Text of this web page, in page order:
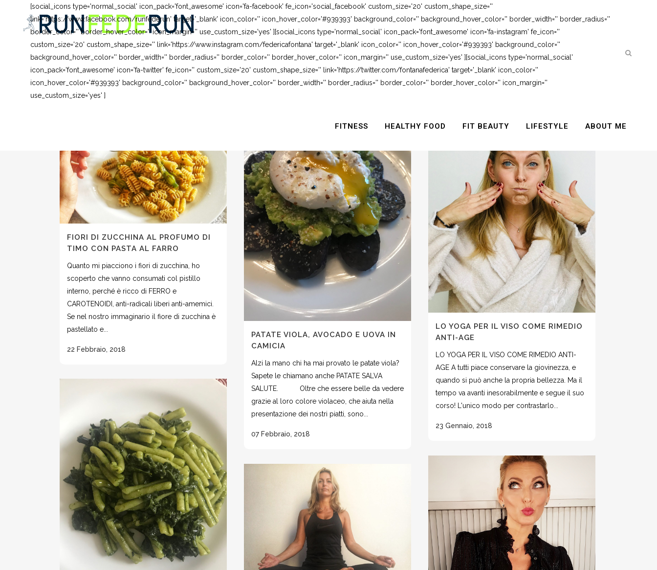
[social_icons type='normal_social' icon_pack='font_awesome' icon='fa-facebook' fe_icon='social_facebook' custom_size='20' custom_shape_size=''
link='https://www.facebook.com/runfederun' target='_blank' icon_color='' icon_hover_color='#939393' background_color='' background_hover_color='' border_width='' border_radius=''
border_color='' border_hover_color='' icon_margin='' use_custom_size='yes' ][social_icons type='normal_social' icon_pack='font_awesome' icon='fa-instagram' fe_icon=''
custom_size='20' custom_shape_size='' link='https://www.instagram.com/federicafontana' target='_blank' icon_color='' icon_hover_color='#939393' background_color=''
background_hover_color='' border_width='' border_radius='' border_color='' border_hover_color='' icon_margin='' use_custom_size='yes' ][social_icons type='normal_social'
icon_pack='font_awesome' icon='fa-twitter' fe_icon='' custom_size='20' custom_shape_size='' link='https://twitter.com/fontanafederica' target='_blank' icon_color=''
icon_hover_color='#939393' background_color='' background_hover_color='' border_width='' border_radius='' border_color='' border_hover_color='' icon_margin=''
use_custom_size='yes' ]
FITNESS HEALTHY FOOD FIT BEAUTY LIFESTYLE ABOUT ME
FIORI DI ZUCCHINA AL PROFUMO DI
TIMO CON PASTA AL FARRO
Quanto mi piacciono i fiori di zucchina, ho
scoperto che vanno consumati col pistillo
interno, perché è ricco di FERRO e
CAROTENOIDI, anti-radicali liberi anti-amemici.
Se nel nostro immaginario il fiore di zucchina è
pastellato e...
22 Febbraio, 2018
PATATE VIOLA, AVOCADO E UOVA IN
CAMICIA
Alzi la mano chi ha mai provato le patate viola?
Sapete le chiamano anche PATATE SALVA
SALUTE. Oltre che essere belle da vedere
grazie al loro colore violaceo, che aiuta nella
presentazione dei nostri piatti, sono...
07 Febbraio, 2018
LO YOGA PER IL VISO COME RIMEDIO
ANTI-AGE
LO YOGA PER IL VISO COME RIMEDIO ANTI-
AGE A tutti piace conservare la giovinezza, e
quando si può anche la propria bellezza. Ma il
tempo va avanti inesorabilmente e segue il suo
corso! L'unico modo per contrastarlo...
23 Gennaio, 2018